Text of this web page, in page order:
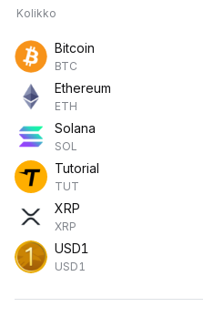
Kolikko
Bitcoin
BTC
Ethereum
ETH
Solana
SOL
Tutorial
TUT
XRP
XRP
USD1
USD1